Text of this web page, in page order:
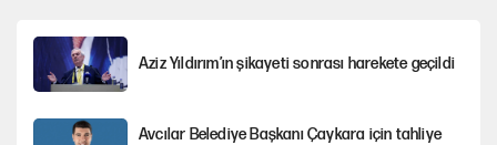
Aziz Yıldırım’ın şikayeti sonrası harekete geçildi
Avcılar Belediye Başkanı Çaykara için tahliye